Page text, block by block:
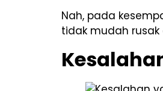
Nah, pada
tidak mudah